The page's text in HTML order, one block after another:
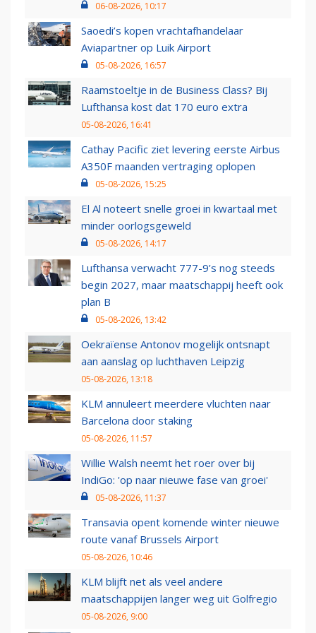
06-08-2026, 10:17
Saoedi’s kopen vrachtafhandelaar
Aviapartner op Luik Airport
05-08-2026, 16:57
Raamstoeltje in de Business Class? Bij
Lufthansa kost dat 170 euro extra
05-08-2026, 16:41
Cathay Pacific ziet levering eerste Airbus
A350F maanden vertraging oplopen
05-08-2026, 15:25
El Al noteert snelle groei in kwartaal met
minder oorlogsgeweld
05-08-2026, 14:17
Lufthansa verwacht 777-9’s nog steeds
begin 2027, maar maatschappij heeft ook
plan B
05-08-2026, 13:42
Oekraïense Antonov mogelijk ontsnapt
aan aanslag op luchthaven Leipzig
05-08-2026, 13:18
KLM annuleert meerdere vluchten naar
Barcelona door staking
05-08-2026, 11:57
Willie Walsh neemt het roer over bij
IndiGo: 'op naar nieuwe fase van groei'
05-08-2026, 11:37
Transavia opent komende winter nieuwe
route vanaf Brussels Airport
05-08-2026, 10:46
KLM blijft net als veel andere
maatschappijen langer weg uit Golfregio
05-08-2026, 9:00